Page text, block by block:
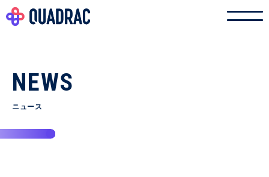
NEWS
ニュース